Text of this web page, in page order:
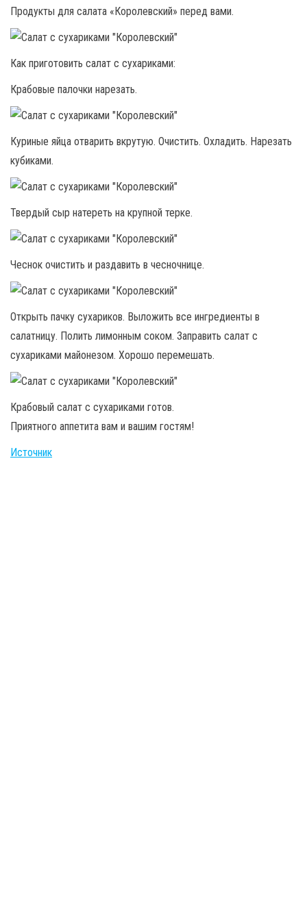
Продукты для салата «Королевский» перед вами.
Как приготовить салат с сухариками:
Крабовые палочки нарезать.
Куриные яйца отварить вкрутую. Очистить. Охладить. Нарезать
кубиками.
Твердый сыр натереть на крупной терке.
Чеснок очистить и раздавить в чесночнице.
Открыть пачку сухариков. Выложить все ингредиенты в
салатницу. Полить лимонным соком. Заправить салат с
сухариками майонезом. Хорошо перемешать.
Крабовый салат с сухариками готов.
Приятного аппетита вам и вашим гостям!
Источник